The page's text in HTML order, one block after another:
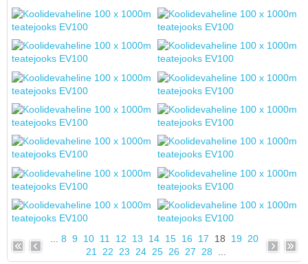
...8 9 10 11 12 13 14 15 16 17 18 19
20
21
22 23 24 25 26 27 28